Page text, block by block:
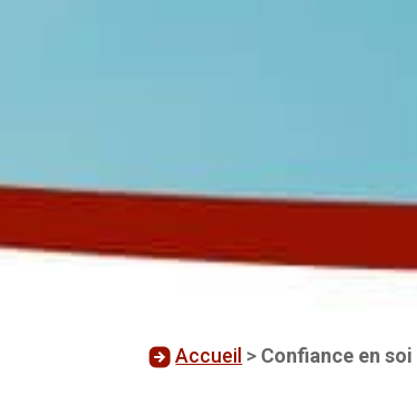
Accueil > Confiance en soi